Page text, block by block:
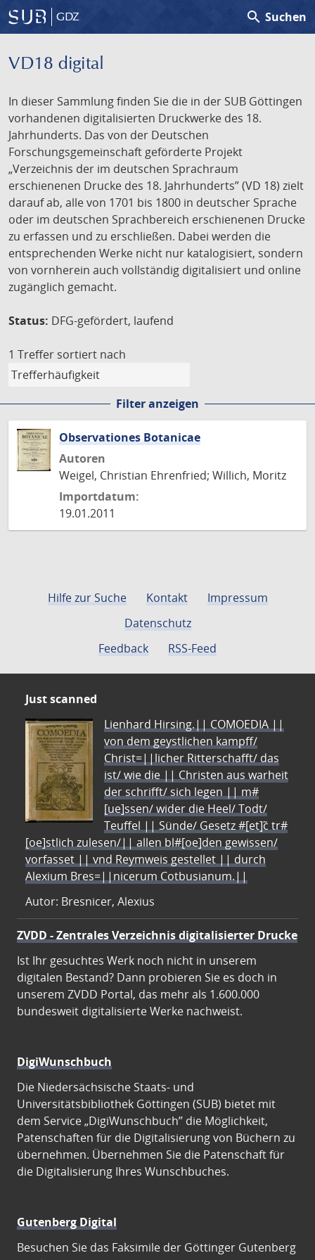
GDZ search Suchen
VD18 digital
In dieser Sammlung finden Sie die in der SUB Göttingen
vorhandenen digitalisierten Druckwerke des 18.
Jahrhunderts. Das von der Deutschen
Forschungsgemeinschaft geförderte Projekt
„Verzeichnis der im deutschen Sprachraum
erschienenen Drucke des 18. Jahrhunderts” (VD 18) zielt
darauf ab, alle von 1701 bis 1800 in deutscher Sprache
oder im deutschen Sprachbereich erschienenen Drucke
zu erfassen und zu erschließen. Dabei werden die
entsprechenden Werke nicht nur katalogisiert, sondern
von vornherein auch vollständig digitalisiert und online
zugänglich gemacht.
Status: DFG-gefördert, laufend
1 Treffer sortiert nach
Filter anzeigen
Observationes Botanicae
Autoren
Weigel, Christian Ehrenfried; Willich, Moritz
Importdatum:
19.01.2011
Hilfe zur Suche Kontakt
Impressum
Datenschutz
Feedback
RSS-Feed
Just scanned
Lienhard Hirsing.|| COMOEDIA ||
von dem geystlichen kampff/
Christ=||licher Ritterschafft/ das
ist/ wie die || Christen aus warheit
der schrifft/ sich legen || m#
[ue]ssen/ wider die Heel/ Todt/
Teuffel || Sünde/ Gesetz #[et]c̃ tr#
[oe]stlich zulesen/|| allen bl#[oe]den gewissen/
vorfasset || vnd Reymweis gestellet || durch
Alexium Bres=||nicerum Cotbusianum.||
Autor: Bresnicer, Alexius
ZVDD - Zentrales Verzeichnis digitalisierter Drucke
Ist Ihr gesuchtes Werk noch nicht in unserem
digitalen Bestand? Dann probieren Sie es doch in
unserem ZVDD Portal, das mehr als 1.600.000
bundesweit digitalisierte Werke nachweist.
DigiWunschbuch
Die Niedersächsische Staats- und
Universitätsbibliothek Göttingen (SUB) bietet mit
dem Service „DigiWunschbuch” die Möglichkeit,
Patenschaften für die Digitalisierung von Büchern zu
übernehmen. Übernehmen Sie die Patenschaft für
die Digitalisierung Ihres Wunschbuches.
Gutenberg Digital
Besuchen Sie das Faksimile der Göttinger Gutenberg